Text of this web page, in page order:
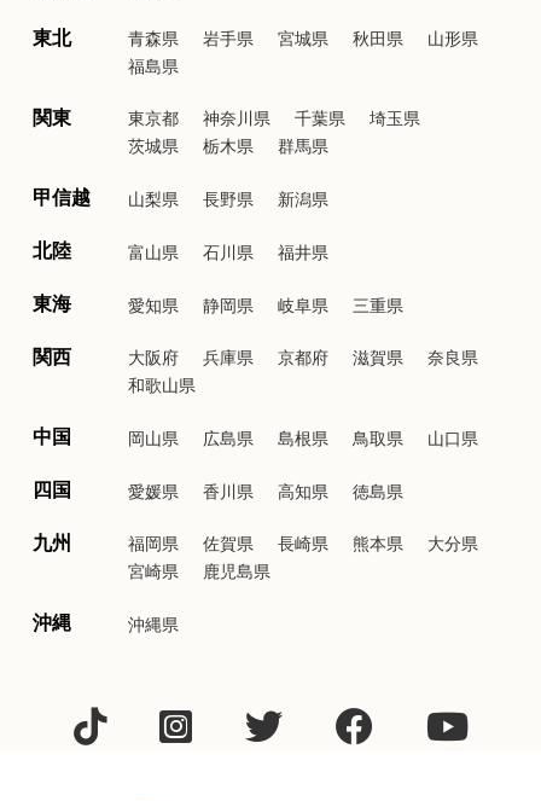
東北 青森県 岩手県 宮城県 秋田県
山形県
福島県
関東 東京都 神奈川県 千葉県
埼玉県
茨城県
栃木県 群馬県
甲信越 山梨県 長野県 新潟県
北陸 富山県 石川県 福井県
東海 愛知県 静岡県 岐阜県 三重県
関西 大阪府 兵庫県 京都府 滋賀県
奈良県
和歌山県
中国 岡山県 広島県 島根県 鳥取県 山口県
四国 愛媛県 香川県 高知県 徳島県
九州 福岡県 佐賀県 長崎県 熊本県
大分県
宮崎県
鹿児島県
沖縄 沖縄県